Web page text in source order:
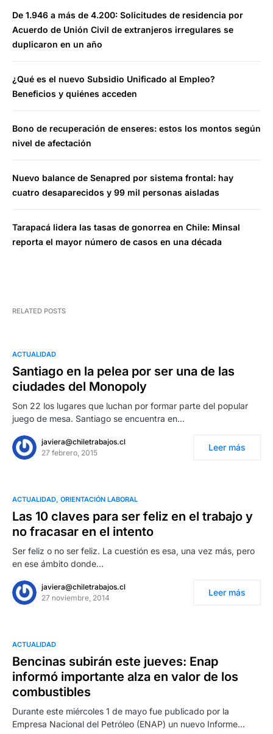
De 1.946 a más de 4.200: Solicitudes de residencia por
Acuerdo de Unión Civil de extranjeros irregulares se
duplicaron en un año
¿Qué es el nuevo Subsidio Unificado al Empleo?
Beneficios y quiénes acceden
Bono de recuperación de enseres: estos los montos según
nivel de afectación
Nuevo balance de Senapred por sistema frontal: hay
cuatro desaparecidos y 99 mil personas aisladas
Tarapacá lidera las tasas de gonorrea en Chile: Minsal
reporta el mayor número de casos en una década
RELATED POSTS
ACTUALIDAD
Santiago en la pelea por ser una de las
ciudades del Monopoly
Son 22 los lugares que luchan por formar parte del popular
juego de mesa. Santiago se encuentra en…
javiera@chiletrabajos.cl
27 febrero, 2015
Leer más
ACTUALIDAD ORIENTACIÓN LABORAL
Las 10 claves para ser feliz en el trabajo y
no fracasar en el intento
Ser feliz o no ser feliz. La cuestión es esa, una vez más, pero
en ese ámbito donde…
javiera@chiletrabajos.cl
27 noviembre, 2014
Leer más
ACTUALIDAD
Bencinas subirán este jueves: Enap
informó importante alza en valor de los
combustibles
Durante este miércoles 1 de mayo fue publicado por la
Empresa Nacional del Petróleo (ENAP) un nuevo Informe…